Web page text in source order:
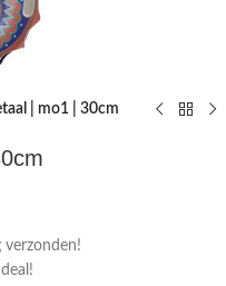
| mo1 | 30cm
verzonden!